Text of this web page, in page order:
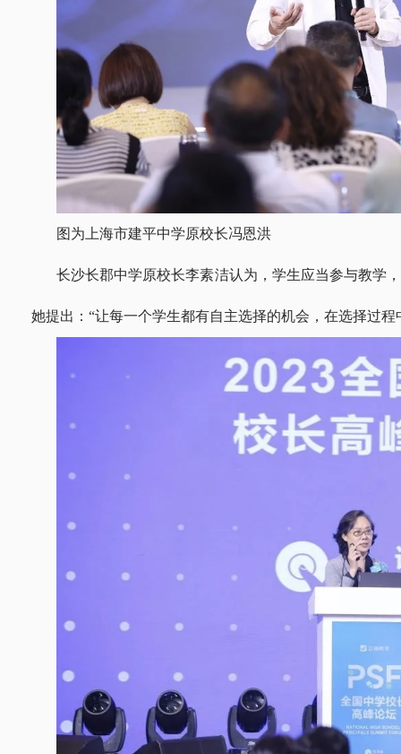
图为上海市建平中学原校长冯恩洪
长沙长郡中学原校长李素洁认为，学生应当参与教学
她提出：“让每一个学生都有自主选择的机会，在选择过